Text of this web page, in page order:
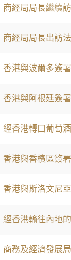
商經局局長繼續
商經局局長出訪
香港與波爾多簽
香港與阿根廷簽
經香港轉口葡萄
香港與香檳區簽
香港與斯洛文尼
經香港輸往內地
商務及經濟發展